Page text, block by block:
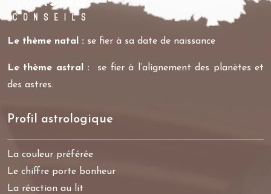
Le thème natal : se fier à sa date de naissance
Le thème astral :
se fier à l’alignement des planètes et
des astres.
Profil astrologique
La couleur préférée
Le chiffre porte bonheur
La réaction au lit